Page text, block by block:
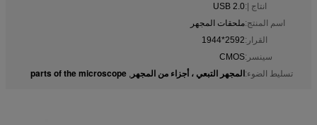
انتاج |:USB 2.0
اسم المنتج:ملحقات المجهر
القرار:2592*1944
سينسر:CMOS
تسليط الضوء:المجهر التبعي ، أجزاء من المجهر ,
parts of the microscope